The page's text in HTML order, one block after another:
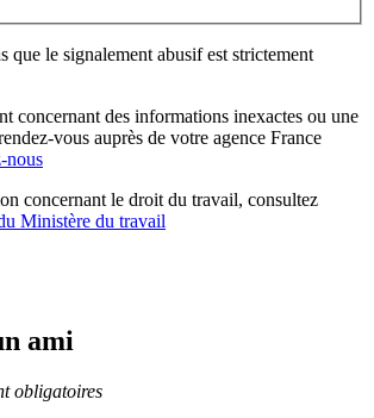
que le signalement abusif est strictement
concernant des informations inexactes ou une
vous auprès de votre agence France
nous
concernant le droit du travail, consultez
Ministère du travail
ami
obligatoires